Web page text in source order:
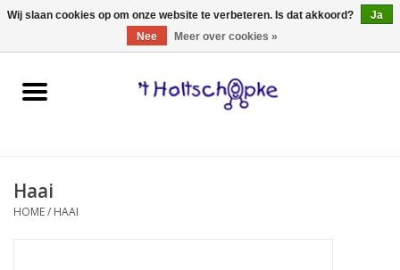
0 Artikelen - €0,00
Home
spellen
Haai
HOME/ HAAI
Wij slaan cookies op om onze website te verbeteren. Is dat akkoord?
Ja
Nee
Meer over cookies »